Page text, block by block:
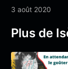
3 août 2020
Plus de